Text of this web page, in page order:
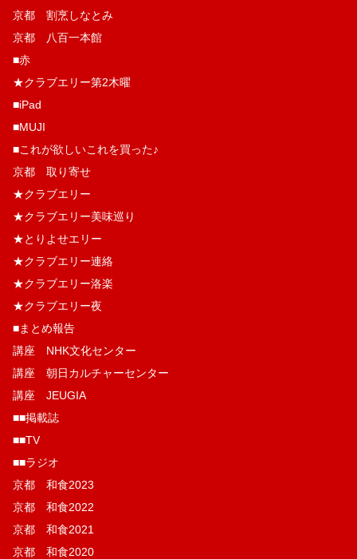
京都 割烹しなとみ
京都 八百一本館
■赤
★クラブエリー第2木曜
■iPad
■MUJI
■これが欲しいこれを買った♪
京都 取り寄せ
★クラブエリー
★クラブエリー美味巡り
★とりよせエリー
★クラブエリー連絡
★クラブエリー洛楽
★クラブエリー夜
■まとめ報告
講座 NHK文化センター
講座 朝日カルチャーセンター
講座 JEUGIA
■■掲載誌
■■TV
■■ラジオ
京都 和食2023
京都 和食2022
京都 和食2021
京都 和食2020